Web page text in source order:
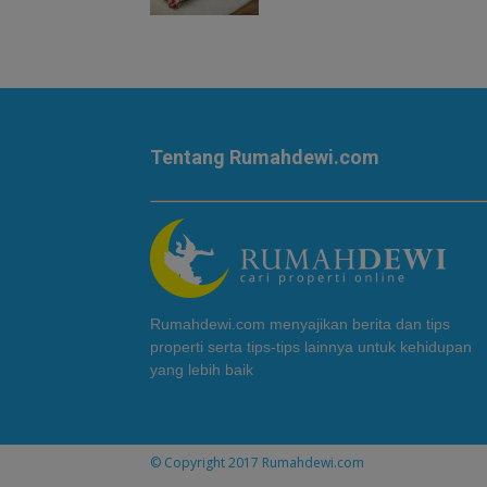
Tentang Rumahdewi.com
Rumahdewi.com menyajikan berita dan tips
properti serta tips-tips lainnya untuk kehidupan
yang lebih baik
© Copyright 2017 Rumahdewi.com